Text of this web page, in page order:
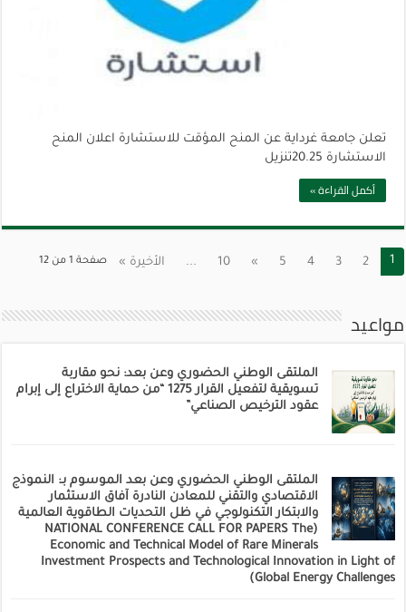
تعلن جامعة غرداية عن المنح المؤقت للاستشارة اعلان المنح
الاستشارة 20.25تنزيل
أكمل القراءة »
صفحة 1 من 12 1
2
3
4
5
»
10
... الأخيرة »
مواعيد
الملتقى الوطني الحضوري وعن بعد: نحو مقاربة
تسويقية لتفعيل القرار 1275 “من حماية الاختراع إلى إبرام
عقود الترخيص الصناعي”
الملتقى الوطني الحضوري وعن بعد الموسوم بـ: النموذج
الاقتصادي والتقني للمعادن النادرة آفاق الاستثمار
والابتكار التكنولوجي في ظل التحديات الطاقوية العالمية
(NATIONAL CONFERENCE CALL FOR PAPERS The
Economic and Technical Model of Rare Minerals
Investment Prospects and Technological Innovation in Light of
Global Energy Challenges)